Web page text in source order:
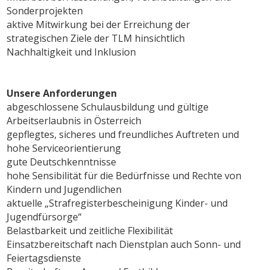
Sonderprojekten
aktive Mitwirkung bei der Erreichung der
strategischen Ziele der TLM hinsichtlich
Nachhaltigkeit und Inklusion
Unsere Anforderungen
abgeschlossene Schulausbildung und gültige
Arbeitserlaubnis in Österreich
gepflegtes, sicheres und freundliches Auftreten und
hohe Serviceorientierung
gute Deutschkenntnisse
hohe Sensibilität für die Bedürfnisse und Rechte von
Kindern und Jugendlichen
aktuelle „Strafregisterbescheinigung Kinder- und
Jugendfürsorge“
Belastbarkeit und zeitliche Flexibilität
Einsatzbereitschaft nach Dienstplan auch Sonn- und
Feiertagsdienste